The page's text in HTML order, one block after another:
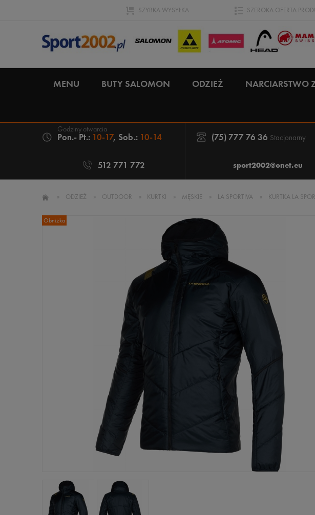
SZYBKA WYSYŁKA SZEROKA OFERTA
MENU BUTY SALOMON ODZIEŻ NARCIARSTWO
Pon.- Pt.: 10-17, Sob.: 10-14 (75) 777 76 36 Stacjonarny
512 771 772 sport2002@onet.eu
» ODZIEŻ » OUTDOOR » KURTKI » MĘSKIE » LA SPORTIVA » KURTKA LA
Obniżka